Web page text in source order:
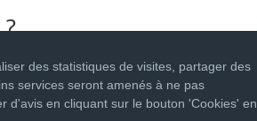
des statistiques de visites, partager des
services seront amenés à ne pas
d'avis en cliquant sur le bouton 'Cookies' en